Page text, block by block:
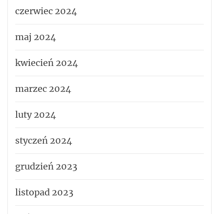
czerwiec 2024
maj 2024
kwiecień 2024
marzec 2024
luty 2024
styczeń 2024
grudzień 2023
listopad 2023